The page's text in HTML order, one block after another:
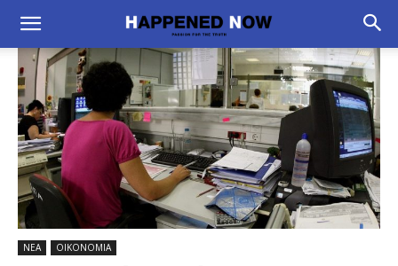
ΝΕΑ ΟΙΚΟΝΟΜΙΑ